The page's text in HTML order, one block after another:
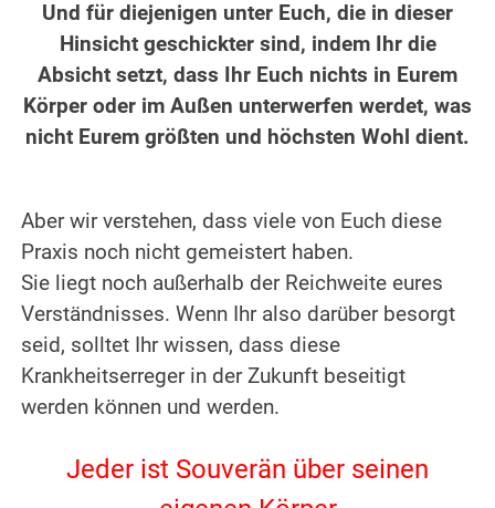
Und für diejenigen unter Euch, die in dieser
Hinsicht geschickter sind, indem Ihr die
Absicht setzt, dass Ihr Euch nichts in Eurem
Körper oder im Außen unterwerfen werdet, was
nicht Eurem größten und höchsten Wohl dient.
Aber wir verstehen, dass viele von Euch diese
Praxis noch nicht gemeistert haben.
Sie liegt noch außerhalb der Reichweite eures
Verständnisses. Wenn Ihr also darüber besorgt
seid, solltet Ihr wissen, dass diese
Krankheitserreger in der Zukunft beseitigt
werden können und werden.
Jeder ist Souverän über seinen